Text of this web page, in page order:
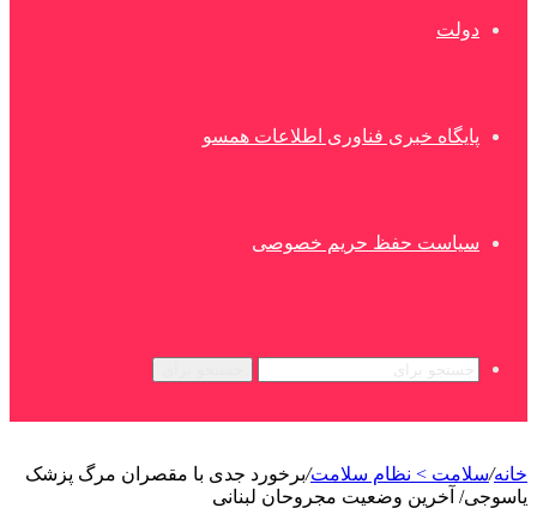
دولت
پایگاه خبری فناوری اطلاعات همسو
سیاست حفظ حریم خصوصی
خانه/سلامت > نظام سلامت/برخورد جدی با مقصران مرگ پزشک
یاسوجی/ آخرین وضعیت مجروحان لبنانی